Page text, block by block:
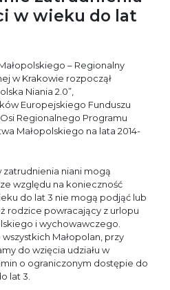
w wieku do lat
– Regionalny
w Krakowie rozpoczął
Niania 2.0”,
Europejskiego Funduszu
Regionalnego Programu
Małopolskiego na lata 2014-
niani mogą
względu na konieczność
do lat 3 nie mogą podjąć lub
rodzice powracający z urlopu
i wychowawczego.
Małopolan, przy
do wzięcia udziału w
o ograniczonym dostępie do
lat 3.